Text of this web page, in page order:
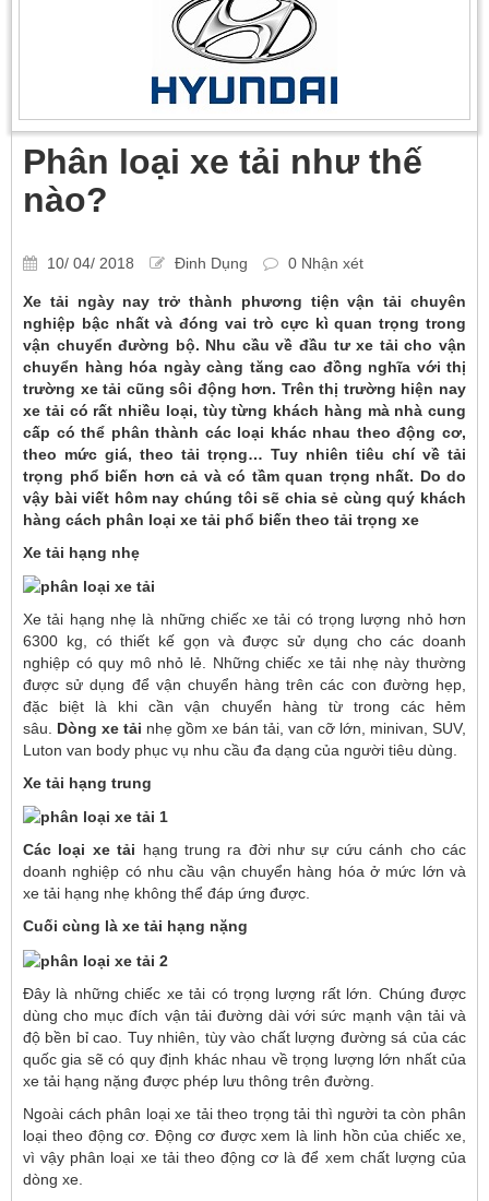
Phân loại xe tải như thế
nào?
10/ 04/ 2018 Đinh Dụng 0 Nhận xét
Xe tải ngày nay trở thành phương tiện vận tải chuyên
nghiệp bậc nhất và đóng vai trò cực kì quan trọng trong
vận chuyển đường bộ. Nhu cầu về đầu tư xe tải cho vận
chuyển hàng hóa ngày càng tăng cao đồng nghĩa với thị
trường xe tải cũng sôi động hơn. Trên thị trường hiện nay
xe tải có rất nhiều loại, tùy từng khách hàng mà nhà cung
cấp có thể phân thành các loại khác nhau theo động cơ,
theo mức giá, theo tải trọng… Tuy nhiên tiêu chí về tải
trọng phổ biến hơn cả và có tầm quan trọng nhất. Do do
vậy bài viết hôm nay chúng tôi sẽ chia sẻ cùng quý khách
hàng cách phân loại xe tải phổ biến theo tải trọng xe
Xe tải hạng nhẹ
Xe tải hạng nhẹ là những chiếc xe tải có trọng lượng nhỏ hơn
6300 kg, có thiết kế gọn và được sử dụng cho các doanh
nghiệp có quy mô nhỏ lẻ. Những chiếc xe tải nhẹ này thường
được sử dụng để vận chuyển hàng trên các con đường hẹp,
đặc biệt là khi cần vận chuyển hàng từ trong các hẻm
sâu. Dòng xe tải nhẹ gồm xe bán tải, van cỡ lớn, minivan, SUV,
Luton van body phục vụ nhu cầu đa dạng của người tiêu dùng.
Xe tải hạng trung
Các loại xe tải hạng trung ra đời như sự cứu cánh cho các
doanh nghiệp có nhu cầu vận chuyển hàng hóa ở mức lớn và
xe tải hạng nhẹ không thể đáp ứng được.
Cuối cùng là xe tải hạng nặng
Đây là những chiếc xe tải có trọng lượng rất lớn. Chúng được
dùng cho mục đích vận tải đường dài với sức mạnh vận tải và
độ bền bỉ cao. Tuy nhiên, tùy vào chất lượng đường sá của các
quốc gia sẽ có quy định khác nhau về trọng lượng lớn nhất của
xe tải hạng nặng được phép lưu thông trên đường.
Ngoài cách phân loại xe tải theo trọng tải thì người ta còn phân
loại theo động cơ. Động cơ được xem là linh hồn của chiếc xe,
vì vậy phân loại xe tải theo động cơ là để xem chất lượng của
dòng xe.